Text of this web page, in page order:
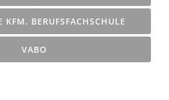
KFM. BERUFSFACHSCHULE
VABO